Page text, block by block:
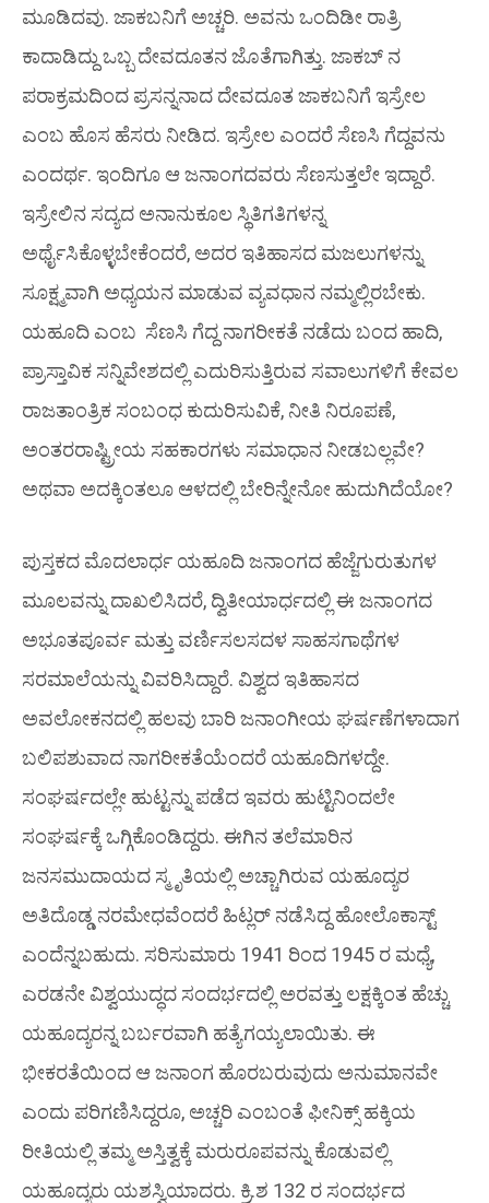
ಮೂಡಿದವು. ಜಾಕಬನಿಗೆ ಅಚ್ಚರಿ. ಅವನು ಒಂದಿಡೀ ರಾತ್ರಿ
ಕಾದಾಡಿದ್ದು ಒಬ್ಬ ದೇವದೂತನ ಜೊತೆಗಾಗಿತ್ತು. ಜಾಕಬ್ ನ
ಪರಾಕ್ರಮದಿಂದ ಪ್ರಸನ್ನನಾದ ದೇವದೂತ ಜಾಕಬನಿಗೆ ಇಸ್ರೇಲ
ಎಂಬ ಹೊಸ ಹೆಸರು ನೀಡಿದ. ಇಸ್ರೇಲ ಎಂದರೆ ಸೆಣಸಿ ಗೆದ್ದವನು
ಎಂದರ್ಥ. ಇಂದಿಗೂ ಆ ಜನಾಂಗದವರು ಸೆಣಸುತ್ತಲೇ ಇದ್ದಾರೆ.
ಇಸ್ರೇಲಿನ ಸದ್ಯದ ಅನಾನುಕೂಲ ಸ್ಥಿತಿಗತಿಗಳನ್ನ
ಅರ್ಥೈಸಿಕೊಳ್ಳಬೇಕೆಂದರೆ, ಅದರ ಇತಿಹಾಸದ ಮಜಲುಗಳನ್ನು
ಸೂಕ್ಷ್ಮವಾಗಿ ಅಧ್ಯಯನ ಮಾಡುವ ವ್ಯವಧಾನ ನಮ್ಮಲ್ಲಿರಬೇಕು.
ಯಹೂದಿ ಎಂಬ ಸೆಣಸಿ ಗೆದ್ದ ನಾಗರೀಕತೆ ನಡೆದು ಬಂದ ಹಾದಿ,
ಪ್ರಾಸ್ತಾವಿಕ ಸನ್ನಿವೇಶದಲ್ಲಿ ಎದುರಿಸುತ್ತಿರುವ ಸವಾಲುಗಳಿಗೆ ಕೇವಲ
ರಾಜತಾಂತ್ರಿಕ ಸಂಬಂಧ ಕುದುರಿಸುವಿಕೆ, ನೀತಿ ನಿರೂಪಣೆ,
ಅಂತರರಾಷ್ಟ್ರೀಯ ಸಹಕಾರಗಳು ಸಮಾಧಾನ ನೀಡಬಲ್ಲವೇ?
ಅಥವಾ ಅದಕ್ಕಿಂತಲೂ ಆಳದಲ್ಲಿ ಬೇರಿನ್ನೇನೋ ಹುದುಗಿದೆಯೋ?
ಪುಸ್ತಕದ ಮೊದಲಾರ್ಧ ಯಹೂದಿ ಜನಾಂಗದ ಹೆಜ್ಜೆಗುರುತುಗಳ
ಮೂಲವನ್ನು ದಾಖಲಿಸಿದರೆ, ದ್ವಿತೀಯಾರ್ಧದಲ್ಲಿ ಈ ಜನಾಂಗದ
ಅಭೂತಪೂರ್ವ ಮತ್ತು ವರ್ಣಿಸಲಸದಳ ಸಾಹಸಗಾಥೆಗಳ
ಸರಮಾಲೆಯನ್ನು ವಿವರಿಸಿದ್ದಾರೆ. ವಿಶ್ವದ ಇತಿಹಾಸದ
ಅವಲೋಕನದಲ್ಲಿ ಹಲವು ಬಾರಿ ಜನಾಂಗೀಯ ಘರ್ಷಣೆಗಳಾದಾಗ
ಬಲಿಪಶುವಾದ ನಾಗರೀಕತೆಯೆಂದರೆ ಯಹೂದಿಗಳದ್ದೇ.
ಸಂಘರ್ಷದಲ್ಲೇ ಹುಟ್ಟನ್ನು ಪಡೆದ ಇವರು ಹುಟ್ಟಿನಿಂದಲೇ
ಸಂಘರ್ಷಕ್ಕೆ ಒಗ್ಗಿಕೊಂಡಿದ್ದರು. ಈಗಿನ ತಲೆಮಾರಿನ
ಜನಸಮುದಾಯದ ಸ್ಮೃತಿಯಲ್ಲಿ ಅಚ್ಚಾಗಿರುವ ಯಹೂದ್ಯರ
ಅತಿದೊಡ್ಡ ನರಮೇಧವೆಂದರೆ ಹಿಟ್ಲರ್ ನಡೆಸಿದ್ದ ಹೋಲೊಕಾಸ್ಟ್
ಎಂದೆನ್ನಬಹುದು. ಸರಿಸುಮಾರು 1941 ರಿಂದ 1945 ರ ಮಧ್ಯೆ,
ಎರಡನೇ ವಿಶ್ವಯುದ್ಧದ ಸಂದರ್ಭದಲ್ಲಿ ಅರವತ್ತು ಲಕ್ಷಕ್ಕಿಂತ ಹೆಚ್ಚು
ಯಹೂದ್ಯರನ್ನ ಬರ್ಬರವಾಗಿ ಹತ್ಯೆಗಯ್ಯಲಾಯಿತು. ಈ
ಭೀಕರತೆಯಿಂದ ಆ ಜನಾಂಗ ಹೊರಬರುವುದು ಅನುಮಾನವೇ
ಎಂದು ಪರಿಗಣಿಸಿದ್ದರೂ, ಅಚ್ಚರಿ ಎಂಬಂತೆ ಫೀನಿಕ್ಸ್ ಹಕ್ಕಿಯ
ರೀತಿಯಲ್ಲಿ ತಮ್ಮ ಅಸ್ತಿತ್ವಕ್ಕೆ ಮರುರೂಪವನ್ನು ಕೊಡುವಲ್ಲಿ
ಯಹೂದ್ಯರು ಯಶಸ್ವಿಯಾದರು. ಕ್ರಿ.ಶ 132 ರ ಸಂದರ್ಭದ